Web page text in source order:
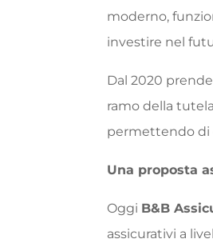
moderno,
investire nel
Dal 2020
ramo della
permettendo di
Una proposta
Oggi B&B
assicurativi a